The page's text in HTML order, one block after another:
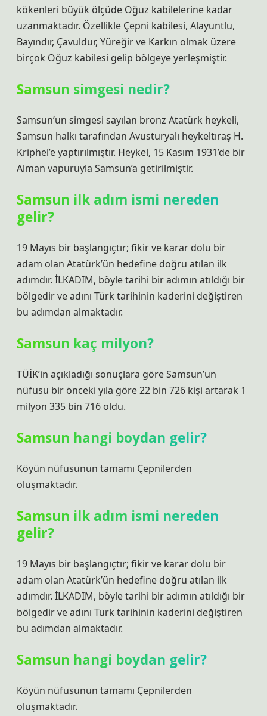
kökenleri büyük ölçüde Oğuz kabilelerine kadar
uzanmaktadır. Özellikle Çepni kabilesi, Alayuntlu,
Bayındır, Çavuldur, Yüreğir ve Karkın olmak üzere
birçok Oğuz kabilesi gelip bölgeye yerleşmiştir.
Samsun simgesi nedir?
Samsun’un simgesi sayılan bronz Atatürk heykeli,
Samsun halkı tarafından Avusturyalı heykeltıraş H.
Kriphel’e yaptırılmıştır. Heykel, 15 Kasım 1931’de bir
Alman vapuruyla Samsun’a getirilmiştir.
Samsun ilk adım ismi nereden
gelir?
19 Mayıs bir başlangıçtır; fikir ve karar dolu bir
adam olan Atatürk’ün hedefine doğru atılan ilk
adımdır. İLKADIM, böyle tarihi bir adımın atıldığı bir
bölgedir ve adını Türk tarihinin kaderini değiştiren
bu adımdan almaktadır.
Samsun kaç milyon?
TÜİK’in açıkladığı sonuçlara göre Samsun’un
nüfusu bir önceki yıla göre 22 bin 726 kişi artarak 1
milyon 335 bin 716 oldu.
Samsun hangi boydan gelir?
Köyün nüfusunun tamamı Çepnilerden
oluşmaktadır.
Samsun ilk adım ismi nereden
gelir?
19 Mayıs bir başlangıçtır; fikir ve karar dolu bir
adam olan Atatürk’ün hedefine doğru atılan ilk
adımdır. İLKADIM, böyle tarihi bir adımın atıldığı bir
bölgedir ve adını Türk tarihinin kaderini değiştiren
bu adımdan almaktadır.
Samsun hangi boydan gelir?
Köyün nüfusunun tamamı Çepnilerden
oluşmaktadır.